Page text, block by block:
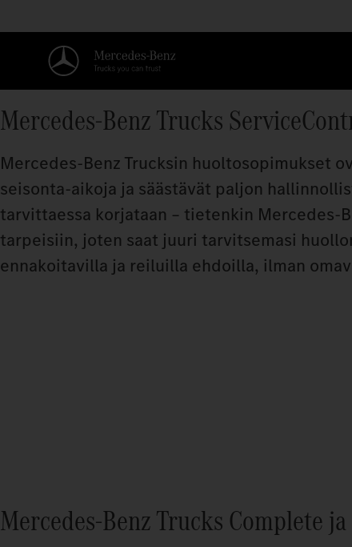
Mercedes‑Benz Trucks
Mercedes‑Benz Trucksin huoltosopimukset
seisonta-aikoja ja säästävät paljon
tarvittaessa korjataan – tietenkin
tarpeisiin, joten saat juuri tarvitsemasi
ennakoitavilla ja reiluilla ehdoilla, ilman
Mercedes‑Benz Trucks Complete